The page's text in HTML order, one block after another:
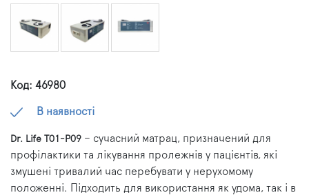
Код: 46980
В наявності
Dr. Life T01-P09 – сучасний матрац, призначений для
профілактики та лікування пролежнів у пацієнтів, які
змушені тривалий час перебувати у нерухомому
положенні. Підходить для використання як удома, так і в